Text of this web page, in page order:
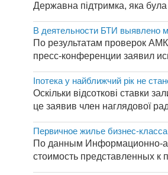
Державна підтримка, яка
В деятельности БТИ выявлено
По результатам проверок
пресс-конференции заявил
Іпотека у найближчий рік не
Оскільки відсоткові ставки
це заявив член наглядової
Первичное жилье бизнес-
По данным Информационно-
стоимость представленных